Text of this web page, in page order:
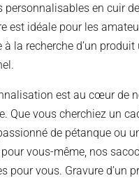
personnalisables en cuir
est idéale pour les
à la recherche d’un produit
est au cœur de
Que vous cherchiez un
de pétanque ou
vous-même, nos
pour vous. Gravure d’un